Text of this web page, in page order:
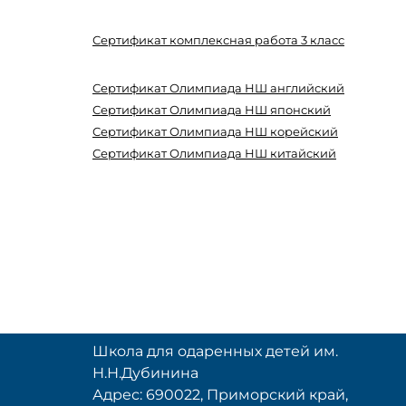
Сертификат комплексная работа 3 класс
Сертификат Олимпиада НШ английский
Сертификат Олимпиада НШ японский
Сертификат Олимпиада НШ корейский
Сертификат Олимпиада НШ китайский
Школа для одаренных детей им.
Н.Н.Дубинина
Адрес: 690022, Приморский край,